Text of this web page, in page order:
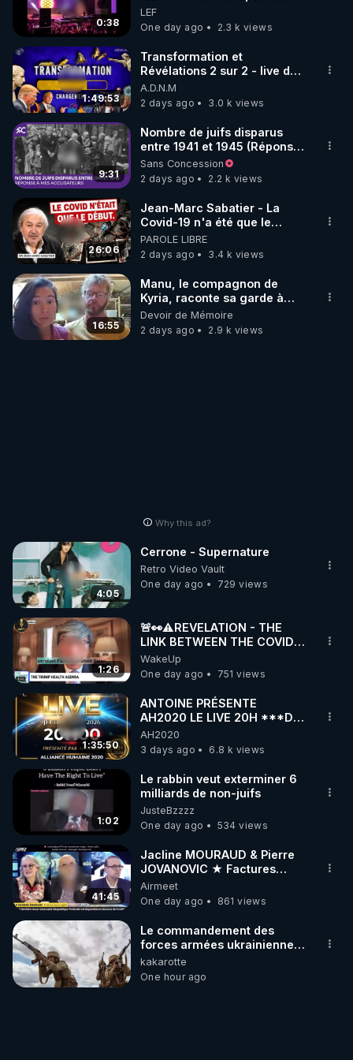
0:38
Elle décide donc de devenir
DJ !
LEF
One day ago
2.3 k views
1:49:53
Transformation et
Révélations 2 sur 2 - live du
07/08/26
A.D.N.M
2 days ago
3.0 k views
9:31
Nombre de juifs disparus
entre 1941 et 1945 (Réponse
à mes accusateurs)
Sans Concession
2 days ago
2.2 k views
26:06
Jean-Marc Sabatier - La
Covid-19 n'a été que le
début - L'ARNm & l'ARNm-aa
jusqu où auront-t-il ?
PAROLE LIBRE
2 days ago
3.4 k views
16:55
Manu, le compagnon de
Kyria, raconte sa garde à
vue musclée. PARTAGEZ!
Devoir de Mémoire
2 days ago
2.9 k views
Why this ad?
4:05
Cerrone - Supernature
Retro Video Vault
One day ago
729 views
1:26
🚨👀⚠️REVELATION - THE
LINK BETWEEN THE COVID
VACCINE AND CANCER -LIEN
VACCIN COVID ET CANCER
WakeUp
One day ago
751 views
1:35:50
ANTOINE PRÉSENTE
AH2020 LE LIVE 20H ***DU
06/08/2026***
AH2020
3 days ago
6.8 k views
1:02
Le rabbin veut exterminer 6
milliards de non-juifs
JusteBzzzz
One day ago
534 views
41:45
Jacline MOURAUD & Pierre
JOVANOVIC ★ Factures
Impayées : Où Est Passé Le
Pognon ?
Airmeet
One day ago
861 views
Le commandement des
forces armées ukrainiennes
a ordonné l'élimination des
mercenaires qui étaient
encerclés Le
kakarotte
One hour ago